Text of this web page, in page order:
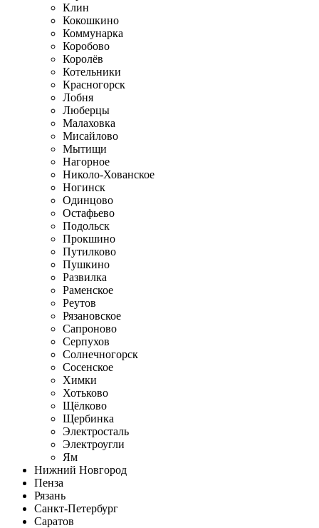
Клин
Кокошкино
Коммунарка
Коробово
Королёв
Котельники
Красногорск
Лобня
Люберцы
Малаховка
Мисайлово
Мытищи
Нагорное
Николо-Хованское
Ногинск
Одинцово
Остафьево
Подольск
Прокшино
Путилково
Пушкино
Развилка
Раменское
Реутов
Рязановское
Сапроново
Серпухов
Солнечногорск
Сосенское
Химки
Хотьково
Щёлково
Щербинка
Электросталь
Электроугли
Ям
Нижний Новгород
Пенза
Рязань
Санкт-Петербург
Саратов